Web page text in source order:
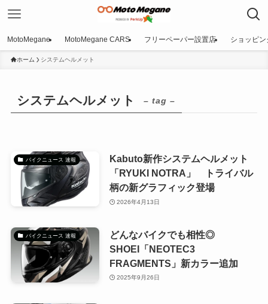
MotoMegane MotoMegane CARS フリーペーパー設置店 ショッピン
ホーム システムヘルメット
システムヘルメット – tag –
バイクニュース 速報
Kabuto新作システムヘルメット
「RYUKI NOTRA」 トライバル
柄の新グラフィック登場
2026年4月13日
バイクニュース 速報
どんなバイクでも相性◎
SHOEI「NEOTEC3
FRAGMENTS」新カラー追加
2025年9月26日